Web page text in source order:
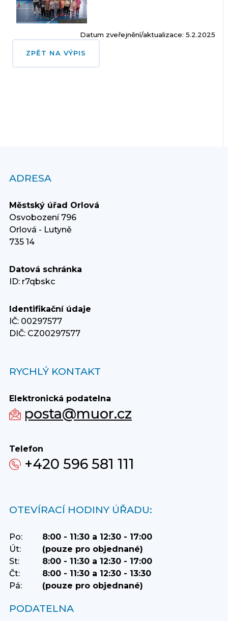
Datum zveřejnění/aktualizace: 5.2.2025
ZPĚT NA VÝPIS
ADRESA
Městský úřad Orlová
Osvobození 796
Orlová - Lutyně
735 14
Datová schránka
ID: r7qbskc
Identifikační údaje
IČ: 00297577
DIČ: CZ00297577
RYCHLÝ KONTAKT
Elektronická podatelna
posta@muor.cz
Telefon
+420 596 581 111
OTEVÍRACÍ HODINY ÚŘADU:
Po:
8:00 - 11:30 a 12:30 - 17:00
Út:
(pouze pro objednané)
St:
8:00 - 11:30 a 12:30 - 17:00
Čt:
8:00 - 11:30 a 12:30 - 13:30
Pá:
(pouze pro objednané)
PODATELNA